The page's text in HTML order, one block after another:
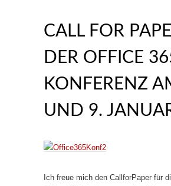
CALL FOR
DER OFFICE
KONFERENZ
UND 9.
Ich freue mich den CallforPaper für